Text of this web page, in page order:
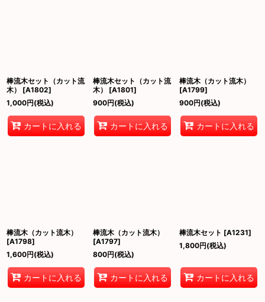
棒流木セット（カット流
木）
[A1802]
1,000円(税込)
カートに入れる
棒流木セット（カット流
木）
[A1801]
900円(税込)
カートに入れる
棒流木（カット流木）
[A1799]
900円(税込)
カートに入れる
棒流木（カット流木）
[A1798]
1,600円(税込)
カートに入れる
棒流木（カット流木）
[A1797]
800円(税込)
カートに入れる
棒流木セット [A1231]
1,800円(税込)
カートに入れる